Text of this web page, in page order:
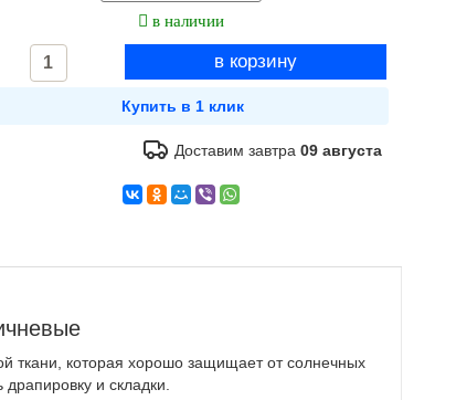
в наличии
Доставим завтра09 августа
ткани, которая хорошо защищает от солнечных
и складки.